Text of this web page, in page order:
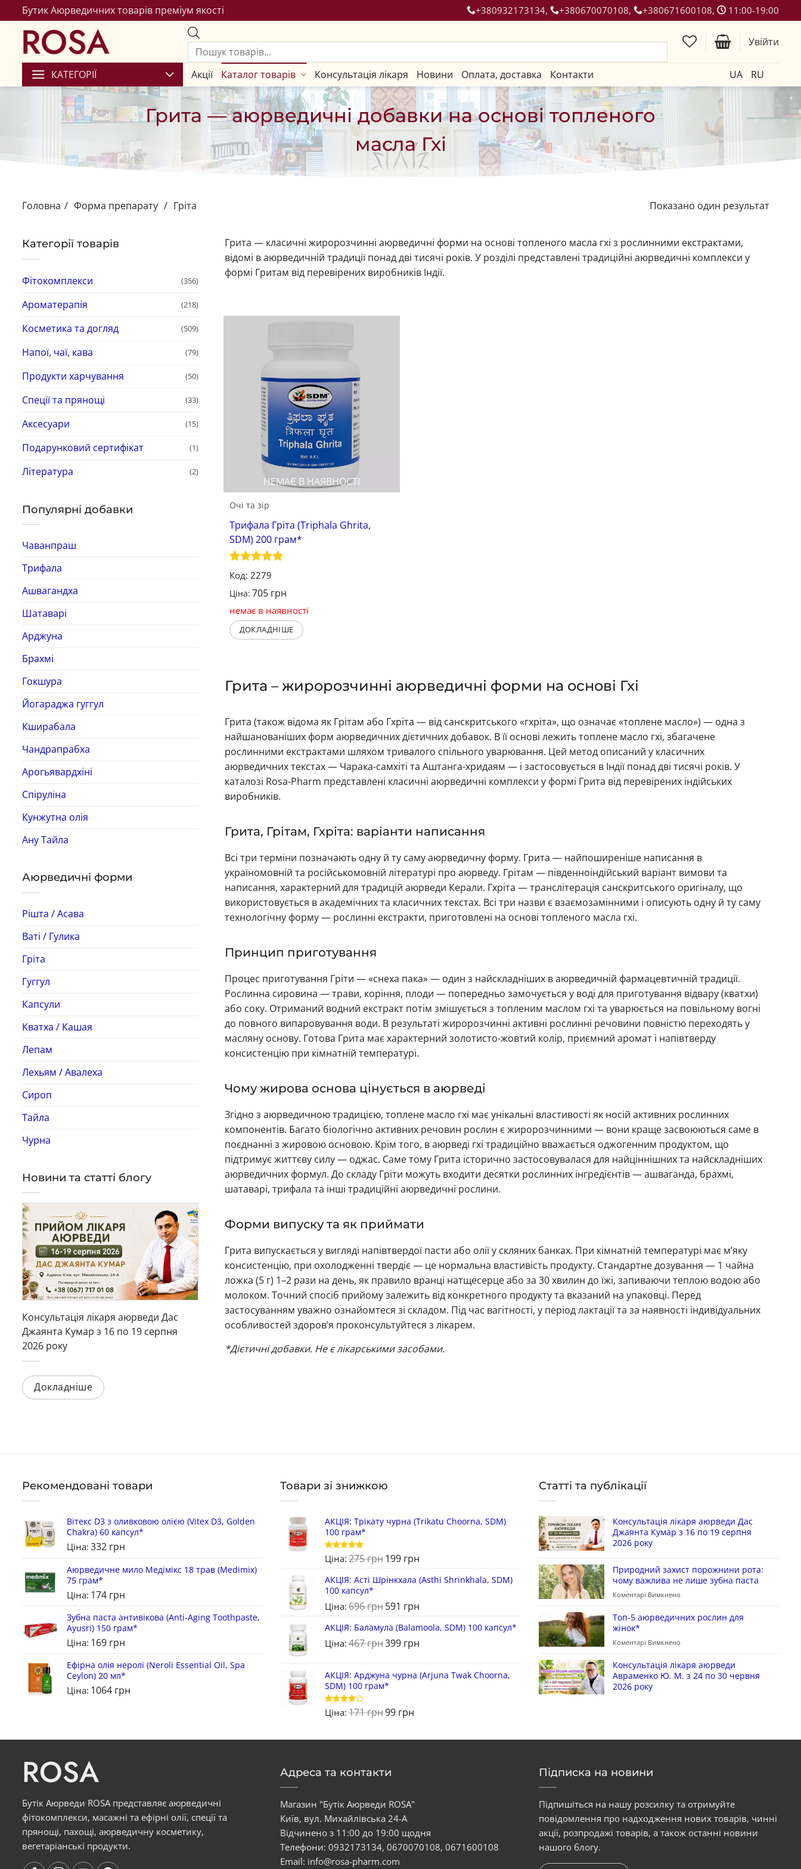
Бутик Аюрведичних товарів преміум якості +380932173134, +380670070108, +380671600108, 11:00-19:00
ROSA Увійти
КАТЕГОРІЇ Акції Каталог товарів Консультація лікаря Новини Оплата, доставка Контакти UA RU
Грита — аюрведичні добавки на основі топленого
масла Гхі
Головна / Форма препарату / Гріта Показано один результат
Категорії товарів
Фітокомплекси (356)
Ароматерапія (218)
Косметика та догляд (509)
Напої, чаї, кава (79)
Продукти харчування (50)
Спеції та прянощі (33)
Аксесуари (15)
Подарунковий сертифікат (1)
Література (2)
Популярні добавки
Чаванпраш
Трифала
Ашвагандха
Шатаварі
Арджуна
Брахмі
Гокшура
Йогараджа гуггул
Кширабала
Чандрапрабха
Арогьявардхіні
Спіруліна
Кунжутна олія
Ану Тайла
Аюрведичні форми
Рішта / Асава
Ваті / Гулика
Гріта
Гуггул
Капсули
Кватха / Кашая
Лепам
Лехьям / Авалеха
Сироп
Тайла
Чурна
Новини та статті блогу
Консультація лікаря аюрведи Дас
Джаянта Кумар з 16 по 19 серпня
2026 року
Докладніше
Грита — класичні жиророзчинні аюрведичні форми на основі топленого масла гхі з рослинними екстрактами,
відомі в аюрведичній традиції понад дві тисячі років. У розділі представлені традиційні аюрведичні комплекси у
формі Гритам від перевірених виробників Індії.
НЕМАЄ В НАЯВНОСТІ
Очі та зір
Трифала Гріта (Triphаla Ghrita,
SDM) 200 грам*
Оцінено в
5з 5
Код: 2279
Ціна: 705 грн
немає в наявності
ДОКЛАДНІШЕ
Грита – жиророзчинні аюрведичні форми на основі Гхі
Грита (також відома як Грітам або Гхріта — від санскритського «гхріта», що означає «топлене масло») — одна з
найшанованіших форм аюрведичних дієтичних добавок. В її основі лежить топлене масло гхі, збагачене
рослинними екстрактами шляхом тривалого спільного уварювання. Цей метод описаний у класичних
аюрведичних текстах — Чарака-самхіті та Аштанга-хридаям — і застосовується в Індії понад дві тисячі років. У
каталозі Rosa-Pharm представлені класичні аюрведичні комплекси у формі Грита від перевірених індійських
виробників.
Грита, Грітам, Гхріта: варіанти написання
Всі три терміни позначають одну й ту саму аюрведичну форму. Грита — найпоширеніше написання в
україномовній та російськомовній літературі про аюрведу. Грітам — південноіндійський варіант вимови та
написання, характерний для традицій аюрведи Керали. Гхріта — транслітерація санскритського оригіналу, що
використовується в академічних та класичних текстах. Всі три назви є взаємозамінними і описують одну й ту саму
технологічну форму — рослинні екстракти, приготовлені на основі топленого масла гхі.
Принцип приготування
Процес приготування Гріти — «снеха пака» — один з найскладніших в аюрведичній фармацевтичній традиції.
Рослинна сировина — трави, коріння, плоди — попередньо замочується у воді для приготування відвару (кватхи)
або соку. Отриманий водний екстракт потім змішується з топленим маслом гхі та уварюється на повільному вогні
до повного випаровування води. В результаті жиророзчинні активні рослинні речовини повністю переходять у
масляну основу. Готова Грита має характерний золотисто-жовтий колір, приємний аромат і напівтверду
консистенцію при кімнатній температурі.
Чому жирова основа цінується в аюрведі
Згідно з аюрведичною традицією, топлене масло гхі має унікальні властивості як носій активних рослинних
компонентів. Багато біологічно активних речовин рослин є жиророзчинними — вони краще засвоюються саме в
поєднанні з жировою основою. Крім того, в аюрведі гхі традиційно вважається оджогенним продуктом, що
підтримує життєву силу — оджас. Саме тому Грита історично застосовувалася для найціннішних та найскладніших
аюрведичних формул. До складу Гріти можуть входити десятки рослинних інгредієнтів — ашваганда, брахмі,
шатаварі, трифала та інші традиційні аюрведичні рослини.
Форми випуску та як приймати
Грита випускається у вигляді напівтвердої пасти або олії у скляних банках. При кімнатній температурі має м’яку
консистенцію, при охолодженні твердіє — це нормальна властивість продукту. Стандартне дозування — 1 чайна
ложка (5 г) 1–2 рази на день, як правило вранці натщесерце або за 30 хвилин до їжі, запиваючи теплою водою або
молоком. Точний спосіб прийому залежить від конкретного продукту та вказаний на упаковці. Перед
застосуванням уважно ознайомтеся зі складом. Під час вагітності, у період лактації та за наявності індивідуальних
особливостей здоров’я проконсультуйтеся з лікарем.
*Дієтичні добавки. Не є лікарськими засобами.
Рекомендовані товари
Вітекс D3 з оливковою олією (Vitex D3, Golden
Chakra) 60 капсул*
Ціна: 332 грн
Аюрведичне мило Медімікс 18 трав (Medimix)
75 грам*
Ціна: 174 грн
Зубна паста антивікова (Anti-Aging Toothpaste,
Ayusri) 150 грам*
Ціна: 169 грн
Ефірна олія неролі (Neroli Essential Oil, Spa
Ceylon) 20 мл*
Ціна: 1064 грн
Товари зі знижкою
АКЦІЯ: Трікату чурна (Trikatu Choorna, SDM)
100 грам*
Оцінено в
5з 5
Ціна: 275грн199 грн
АКЦІЯ: Асті Шрінкхала (Asthi Shrinkhala, SDM)
100 капсул*
Ціна: 696грн591 грн
АКЦІЯ: Баламула (Balamoola, SDM) 100 капсул*
Ціна: 467грн399 грн
АКЦІЯ: Арджуна чурна (Arjuna Twak Choorna,
SDM) 100 грам*
Оцінено
в4 з 5
Ціна: 171грн99 грн
Статті та публікації
Консультація лікаря аюрведи Дас
Джаянта Кумар з 16 по 19 серпня
2026 року
Природний захист порожнини рота:
чому важлива не лише зубна паста
Коментарі Вимкнено
Топ-5 аюрведичних рослин для
жінок*
Коментарі Вимкнено
Консультація лікаря аюрведи
Авраменко Ю. М. з 24 по 30 червня
2026 року
ROSA
Бутік Аюрведи ROSA представляє аюрведичні
фітокомплекси, масажні та ефірні олії, спеції та
прянощі, пахощі, аюрведичну косметику,
вегетаріанські продукти.
Адреса та контакти
Магазин "Бутік Аюрведи ROSA"
Київ, вул. Михайлівська 24-А
Відчинено з 11:00 до 19:00 щодня
Телефони:0932173134,0670070108,0671600108
Email: info@rosa-pharm.com
Підписка на новини
Підпишіться на нашу розсилку та отримуйте
повідомлення про надходження нових товарів, чинні
акції, розпродажі товарів, а також останні новини
нашого блогу.